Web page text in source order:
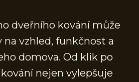
dveřního kování může
na vzhled, funkčnost a
domova. Od klik po
nejen vylepšuje